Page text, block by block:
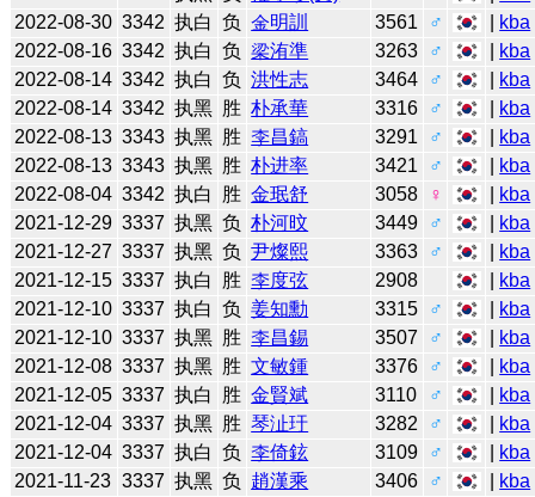
2022-08-30 3342 执白 负 金明訓 3561 ♂ kba
2022-08-16 3342 执白 负 梁洧準 3263 ♂ kba
2022-08-14 3342 执白 负 洪性志 3464 ♂ kba
2022-08-14 3342 执黑 胜 朴承華 3316 ♂ kba
2022-08-13 3343 执黑 胜 李昌鎬 3291 ♂ kba
2022-08-13 3343 执黑 胜 朴进率 3421 ♂ kba
2022-08-04 3342 执白 胜 金珉舒 3058 ♀ kba
2021-12-29 3337 执黑 负 朴河旼 3449 ♂ kba
2021-12-27 3337 执黑 负 尹燦熙 3363 ♂ kba
2021-12-15 3337 执白 胜 李度弦 2908 kba
2021-12-10 3337 执白 负 姜知勳 3315 ♂ kba
2021-12-10 3337 执黑 胜 李昌錫 3507 ♂ kba
2021-12-08 3337 执黑 胜 文敏鍾 3376 ♂ kba
2021-12-05 3337 执白 胜 金賢斌 3110 ♂ kba
2021-12-04 3337 执黑 胜 琴沚玗 3282 ♂ kba
2021-12-04 3337 执白 负 李倚鉉 3109 ♂ kba
2021-11-23 3337 执黑 负 趙漢乘 3406 ♂ kba